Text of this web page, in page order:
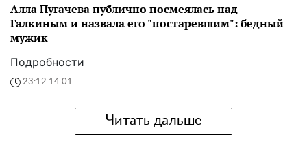
Алла Пугачева публично посмеялась над
Галкиным и назвала его "постаревшим": бедный
мужик
Подробности
23:12 14.01
Читать дальше